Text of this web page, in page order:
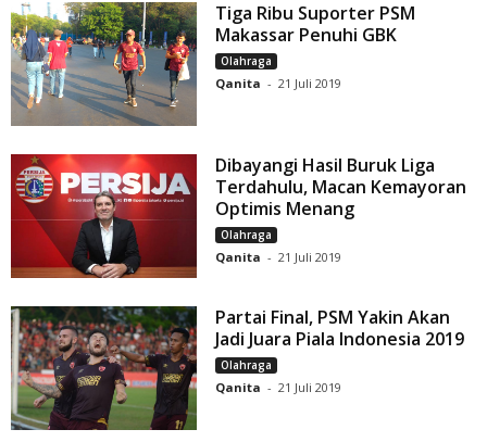
Tiga Ribu Suporter PSM
Makassar Penuhi GBK
Olahraga
Qanita - 21 Juli 2019
Dibayangi Hasil Buruk Liga
Terdahulu, Macan Kemayoran
Optimis Menang
Olahraga
Qanita - 21 Juli 2019
Partai Final, PSM Yakin Akan
Jadi Juara Piala Indonesia 2019
Olahraga
Qanita - 21 Juli 2019